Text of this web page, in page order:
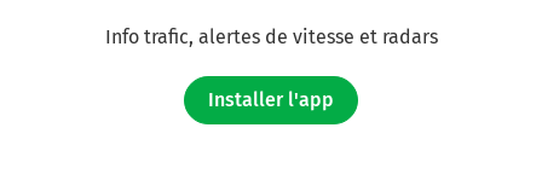
Info trafic, alertes de vitesse et radars
Installer l'app